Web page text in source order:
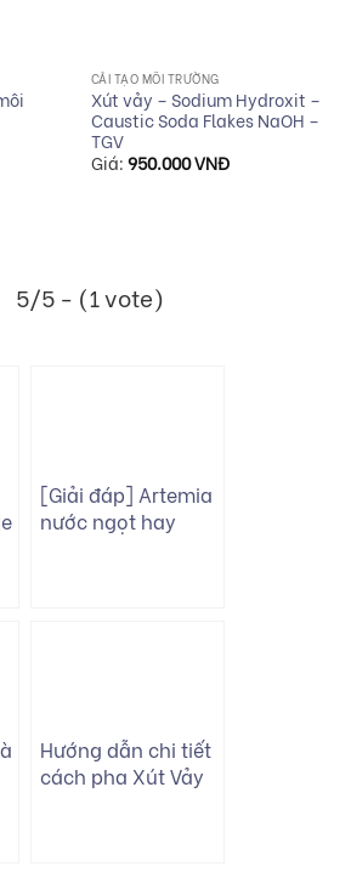
CẢI TẠO MÔI TRƯỜNG
Xút vảy – Sodium Hydroxit –
Caustic Soda Flakes NaOH –
TGV
Giá: 950.000VNĐ
5/5 - (1 vote)
[Giải đáp] Artemia
nước ngọt hay
Hướng dẫn chi tiết
cách pha Xút Vảy